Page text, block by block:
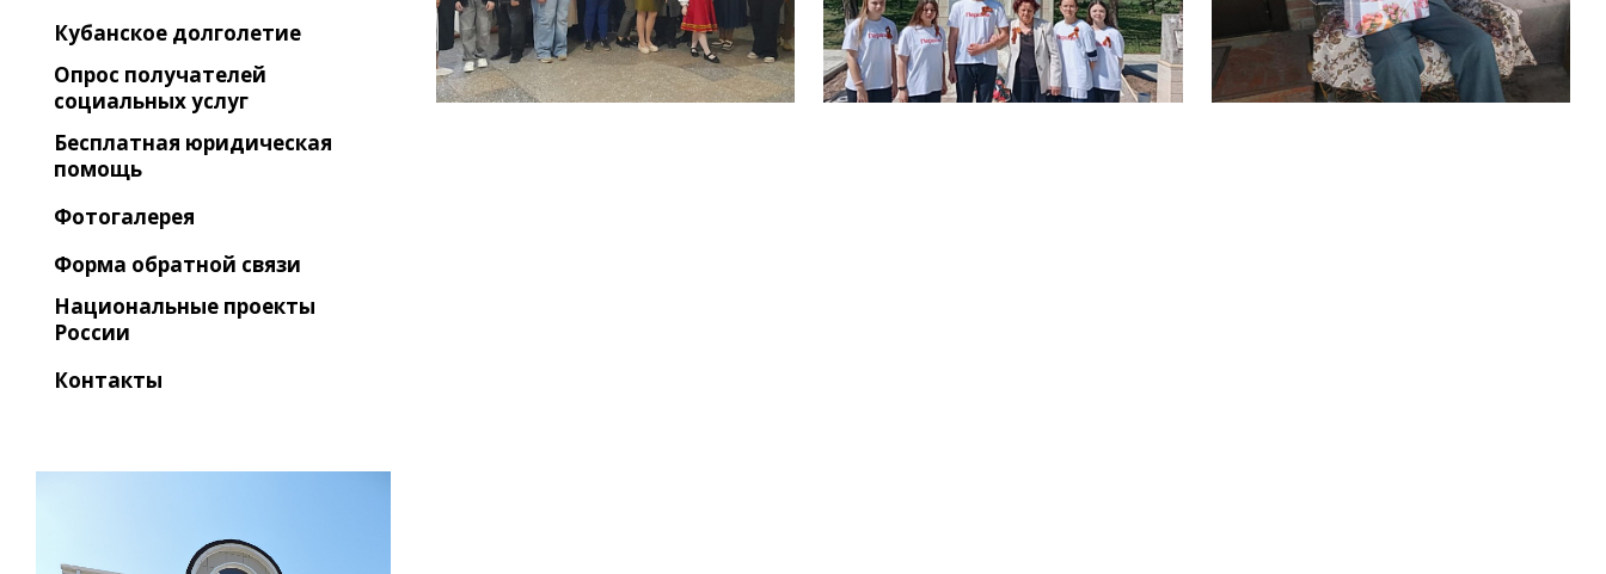
Кубанское долголетие
Опрос получателей
социальных услуг
Бесплатная юридическая
помощь
Фотогалерея
Форма обратной связи
Национальные проекты
России
Контакты